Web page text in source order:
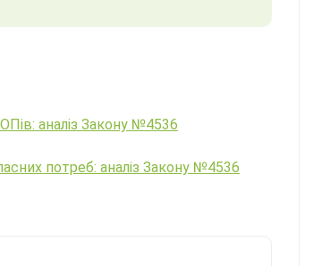
аналіз Закону №4536
потреб: аналіз Закону №4536